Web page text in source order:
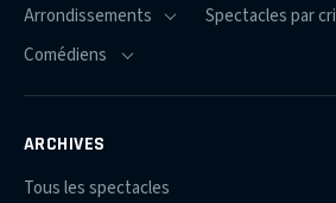
ARCHIVES
Tous les spectacles